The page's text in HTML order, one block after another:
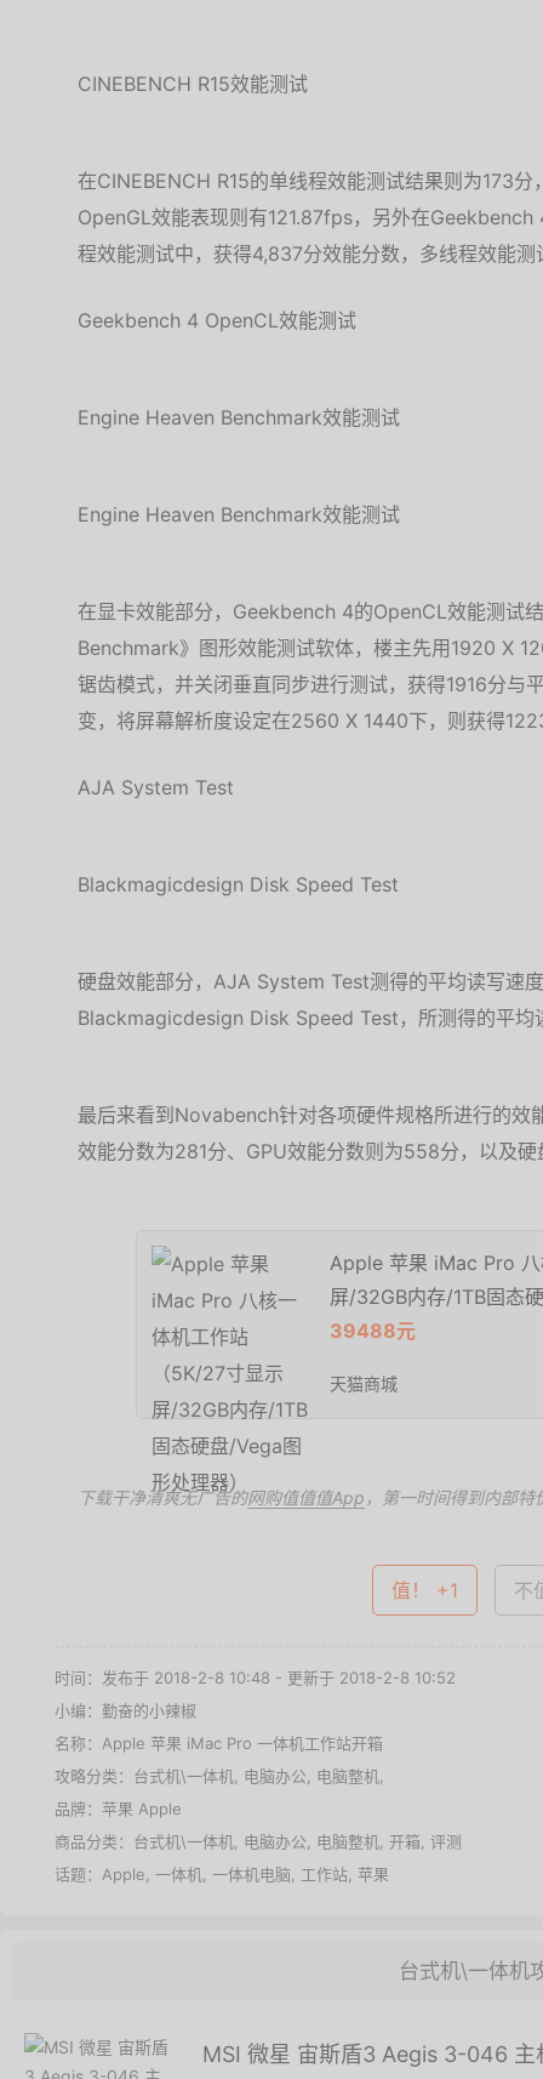
CINEBENCH R15效能测试
在CINEBENCH R15的单线程效能测试结果则为173
OpenGL效能表现则有121.87fps，另外在
程效能测试中，获得4,837分效能分数，多线程效能
Geekbench 4 OpenCL效能测试
Engine Heaven Benchmark效能测试
Engine Heaven Benchmark效能测试
在显卡效能部分，Geekbench 4的OpenCL效能测试
Benchmark》图形效能测试软体，楼主先用1920 X
锯齿模式，并关闭垂直同步进行测试，获得1916分与
变，将屏幕解析度设定在2560 X 1440下，则获得
AJA System Test
Blackmagicdesign Disk Speed Test
硬盘效能部分，AJA System Test测得的平均读写速
Blackmagicdesign Disk Speed Test，所测得的平
最后来看到Novabench针对各项硬件规格所进行的效
效能分数为281分、GPU效能分数则为558分，以及
Apple 苹果 iMac Pro
屏/32GB内存/1TB固态
39488元
天猫商城
下载干净清爽无广告的网购值值值App ，第一时间得到内部特
值！ +1 不
时间：发布于 2018-2-8 10:48 - 更新于 2018-2-8 10:52
小编：勤奋的小辣椒
名称： Apple 苹果 iMac Pro 一体机工作站开箱
攻略分类： 台式机\一体机 电脑办公 电脑整机
品牌： 苹果 Apple
商品分类： 台式机\一体机 电脑办公 电脑整机 开箱 评测
话题： Apple 一体机 一体机电脑 工作站 苹果
台式机\一体机
MSI 微星 宙斯盾3 Aegis 3-046 主